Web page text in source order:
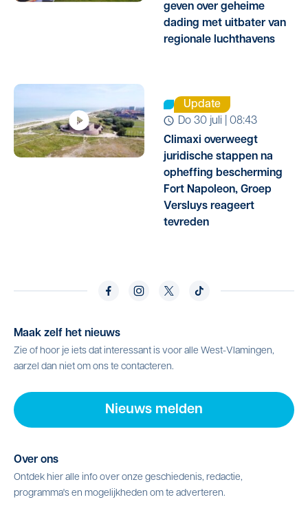
geven over geheime
dading met uitbater van
regionale luchthavens
Update
do 30 juli | 08:43
Climaxi overweegt
juridische stappen na
opheffing bescherming
Fort Napoleon, Groep
Versluys reageert
tevreden
Maak zelf het nieuws
Zie of hoor je iets dat interessant is voor alle West-Vlamingen,
aarzel dan niet om ons te contacteren.
Nieuws melden
Over ons
Ontdek hier alle info over onze geschiedenis, redactie,
programma's en mogelijkheden om te adverteren.